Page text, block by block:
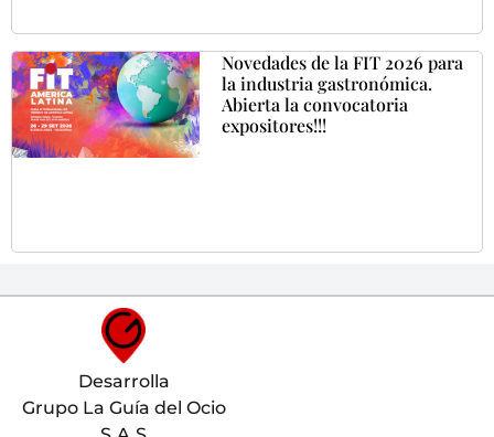
Novedades de la FIT 2026 para
la industria gastronómica.
Abierta la convocatoria
expositores!!!
Desarrolla
Grupo La Guía del Ocio